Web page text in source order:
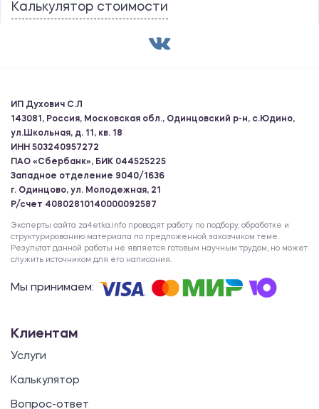
Калькулятор стоимости
ИП Духович С.Л
143081, Россия, Московская обл., Одинцовский р-н, с.Юдино,
ул.Школьная, д. 11, кв. 18
ИНН 503240957272
ПАО «Сбербанк», БИК 044525225
Западное отделение 9040/1636
г. Одинцово, ул. Молодежная, 21
Р/счет 40802810140000092587
Эксперты сайта za4etka.info проводят работу по подбору, обработке и
структурированию материала по предложенной заказчиком теме.
Результат данной работы не является готовым научным трудом, но может
служить источником для его написания.
Мы принимаем:
Клиентам
Услуги
Калькулятор
Вопрос-ответ